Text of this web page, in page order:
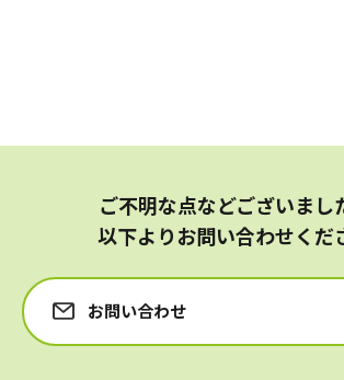
ご不明な点などございまし
以下よりお問い合わせくだ
お問い合わせ